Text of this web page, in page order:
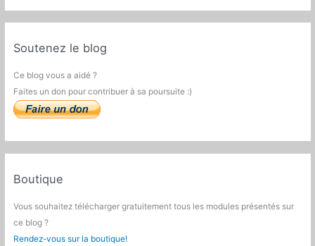
Soutenez le blog
Ce blog vous a aidé ?
Faites un don pour contribuer à sa poursuite :)
Boutique
Vous souhaitez télécharger gratuitement tous les modules présentés sur
ce blog ?
Rendez-vous sur la boutique!